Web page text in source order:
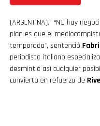
(ARGENTINA).- “NO hay
plan es que el
temporada”, sentenció
periodista italiano
desmintió así cualquier
convierta en refuerzo de